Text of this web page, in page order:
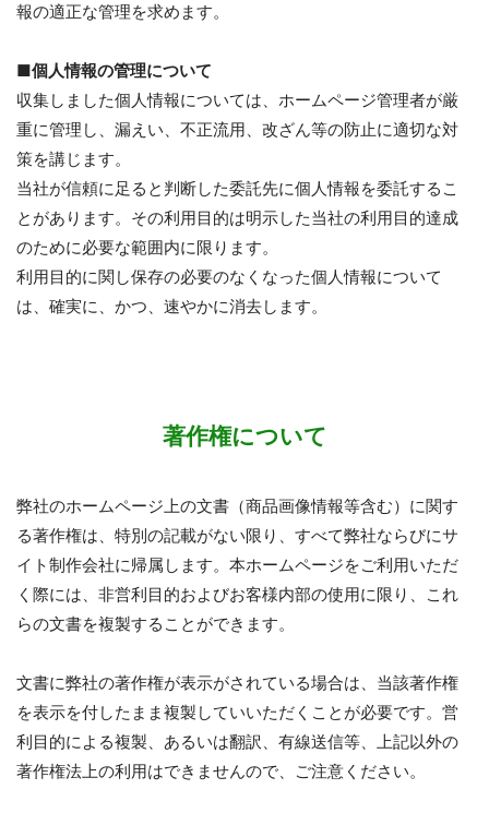
報の適正な管理を求めます。
■個人情報の管理について
収集しました個人情報については、ホームページ管理者が厳
重に管理し、漏えい、不正流用、改ざん等の防止に適切な対
策を講じます。
当社が信頼に足ると判断した委託先に個人情報を委託するこ
とがあります。その利用目的は明示した当社の利用目的達成
のために必要な範囲内に限ります。
利用目的に関し保存の必要のなくなった個人情報について
は、確実に、かつ、速やかに消去します。
著作権について
弊社のホームページ上の文書（商品画像情報等含む）に関す
る著作権は、特別の記載がない限り、すべて弊社ならびにサ
イト制作会社に帰属します。本ホームページをご利用いただ
く際には、非営利目的およびお客様内部の使用に限り、これ
らの文書を複製することができます。
文書に弊社の著作権が表示がされている場合は、当該著作権
を表示を付したまま複製していいただくことが必要です。営
利目的による複製、あるいは翻訳、有線送信等、上記以外の
著作権法上の利用はできませんので、ご注意ください。